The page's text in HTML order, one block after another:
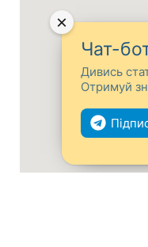
Чат-
Дивись
Отримуй
×